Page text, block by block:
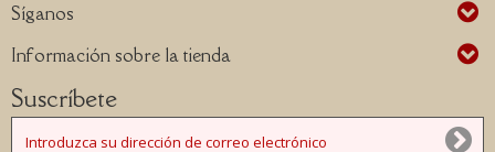
Síganos
Información sobre la tienda
Suscríbete